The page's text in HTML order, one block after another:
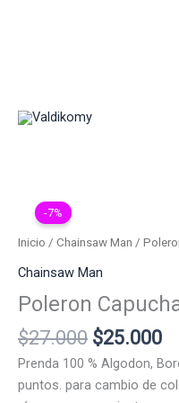
-7%
Inicio / Chainsaw Man /
Chainsaw Man
Poleron
$27.000 El
precio
original
$25.000El
Prenda 100 % Algodon,
puntos. para cambio de